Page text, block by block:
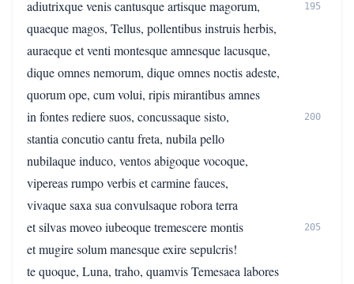
adiutrixque venis cantusque artisque magorum,
195
quaeque magos, Tellus, pollentibus instruis herbis,
auraeque et venti montesque amnesque lacusque,
dique omnes nemorum, dique omnes noctis adeste,
quorum ope, cum volui, ripis mirantibus amnes
in fontes rediere suos, concussaque sisto,
200
stantia concutio cantu freta, nubila pello
nubilaque induco, ventos abigoque vocoque,
vipereas rumpo verbis et carmine fauces,
vivaque saxa sua convulsaque robora terra
et silvas moveo iubeoque tremescere montis
205
et mugire solum manesque exire sepulcris!
te quoque, Luna, traho, quamvis Temesaea labores